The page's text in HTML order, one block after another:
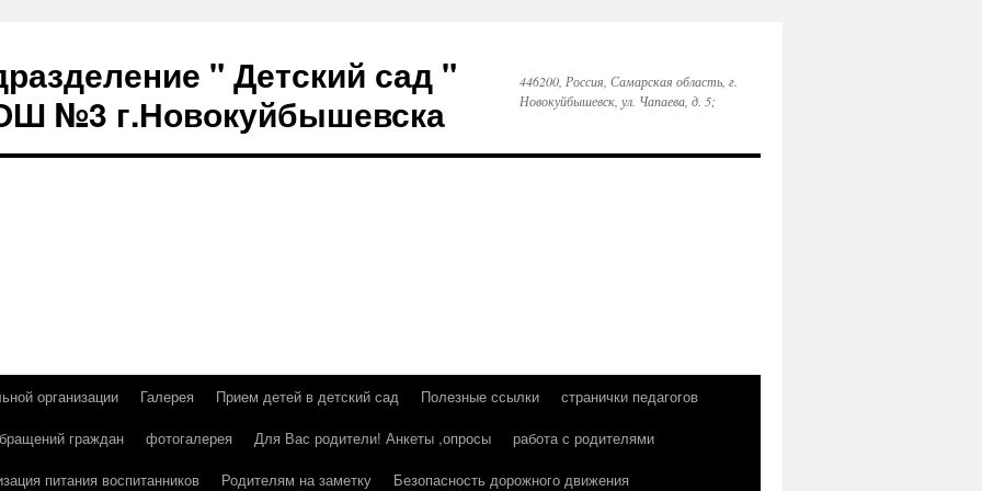
" Детский сад "
№3 г.Новокуйбышевска
446200, Россия, Самарская область, г.
Новокуйбышевск, ул. Чапаева, д. 5;
организации Галерея Прием детей в детский сад Полезные ссылки
странички педагогов
граждан фотогалерея Для Вас родители! Анкеты ,опросы
работа с родителями
питания воспитанников Родителям на заметку
Безопасность дорожного движения